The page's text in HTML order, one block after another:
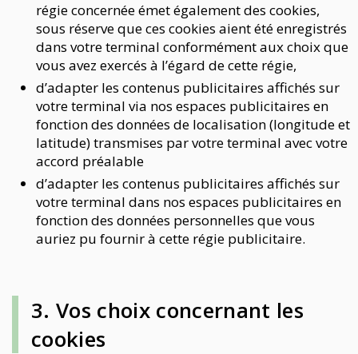
régie concernée émet également des cookies,
sous réserve que ces cookies aient été enregistrés
dans votre terminal conformément aux choix que
vous avez exercés à l’égard de cette régie,
d’adapter les contenus publicitaires affichés sur
votre terminal via nos espaces publicitaires en
fonction des données de localisation (longitude et
latitude) transmises par votre terminal avec votre
accord préalable
d’adapter les contenus publicitaires affichés sur
votre terminal dans nos espaces publicitaires en
fonction des données personnelles que vous
auriez pu fournir à cette régie publicitaire.
3. Vos choix concernant les
cookies